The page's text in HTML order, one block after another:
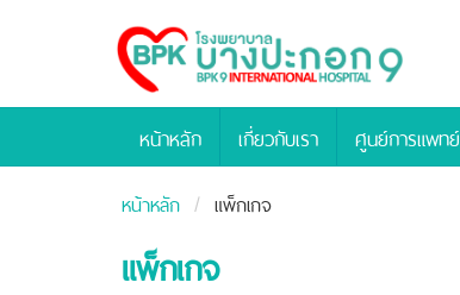
Bangpakok
Hospital
หน้าหลัก เกี่ยวกับเรา ศูนย์การแพทย์
หน้าหลัก แพ็กเกจ
แพ็กเกจ